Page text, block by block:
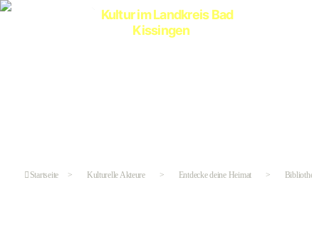
Startseite > Kulturelle Akteure > Entdecke deine Heimat >